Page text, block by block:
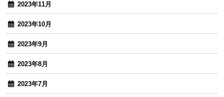
2023年11月
2023年10月
2023年9月
2023年8月
2023年7月